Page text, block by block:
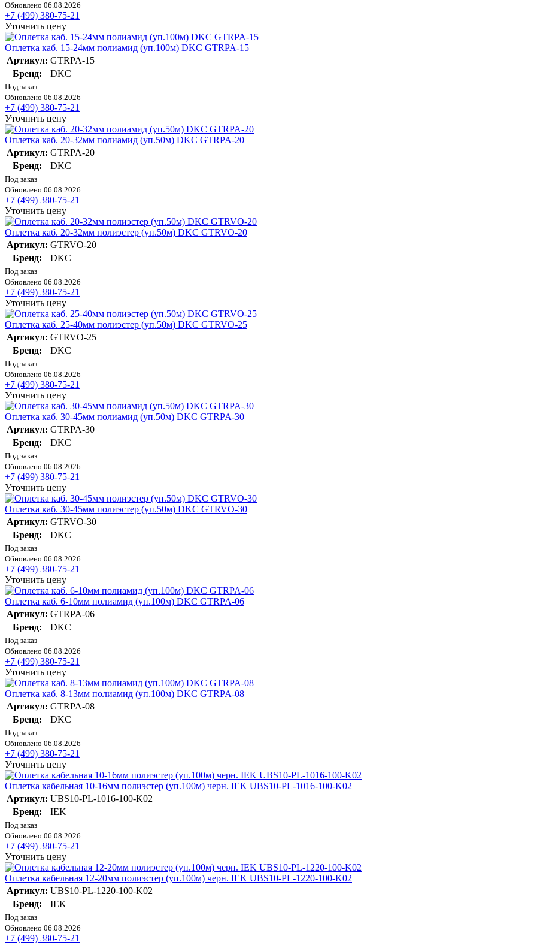
Обновлено 06.08.2026
+7 (499) 380-75-21
Уточнить цену
Оплетка каб. 15-24мм полиамид (уп.100м) DKC GTRPA-15
Артикул: GTRPA-15
Бренд:
DKC
Под заказ
Обновлено 06.08.2026
+7 (499) 380-75-21
Уточнить цену
Оплетка каб. 20-32мм полиамид (уп.50м) DKC GTRPA-20
Артикул: GTRPA-20
Бренд:
DKC
Под заказ
Обновлено 06.08.2026
+7 (499) 380-75-21
Уточнить цену
Оплетка каб. 20-32мм полиэстер (уп.50м) DKC GTRVO-20
Артикул: GTRVO-20
Бренд:
DKC
Под заказ
Обновлено 06.08.2026
+7 (499) 380-75-21
Уточнить цену
Оплетка каб. 25-40мм полиэстер (уп.50м) DKC GTRVO-25
Артикул: GTRVO-25
Бренд:
DKC
Под заказ
Обновлено 06.08.2026
+7 (499) 380-75-21
Уточнить цену
Оплетка каб. 30-45мм полиамид (уп.50м) DKC GTRPA-30
Артикул: GTRPA-30
Бренд:
DKC
Под заказ
Обновлено 06.08.2026
+7 (499) 380-75-21
Уточнить цену
Оплетка каб. 30-45мм полиэстер (уп.50м) DKC GTRVO-30
Артикул: GTRVO-30
Бренд:
DKC
Под заказ
Обновлено 06.08.2026
+7 (499) 380-75-21
Уточнить цену
Оплетка каб. 6-10мм полиамид (уп.100м) DKC GTRPA-06
Артикул: GTRPA-06
Бренд:
DKC
Под заказ
Обновлено 06.08.2026
+7 (499) 380-75-21
Уточнить цену
Оплетка каб. 8-13мм полиамид (уп.100м) DKC GTRPA-08
Артикул: GTRPA-08
Бренд:
DKC
Под заказ
Обновлено 06.08.2026
+7 (499) 380-75-21
Уточнить цену
Оплетка кабельная 10-16мм полиэстер (уп.100м) черн. IEK UBS10-PL-1016-100-K02
Артикул: UBS10-PL-1016-100-K02
Бренд:
IEK
Под заказ
Обновлено 06.08.2026
+7 (499) 380-75-21
Уточнить цену
Оплетка кабельная 12-20мм полиэстер (уп.100м) черн. IEK UBS10-PL-1220-100-K02
Артикул: UBS10-PL-1220-100-K02
Бренд:
IEK
Под заказ
Обновлено 06.08.2026
+7 (499) 380-75-21